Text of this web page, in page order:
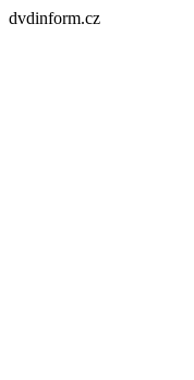
dvdinform.cz